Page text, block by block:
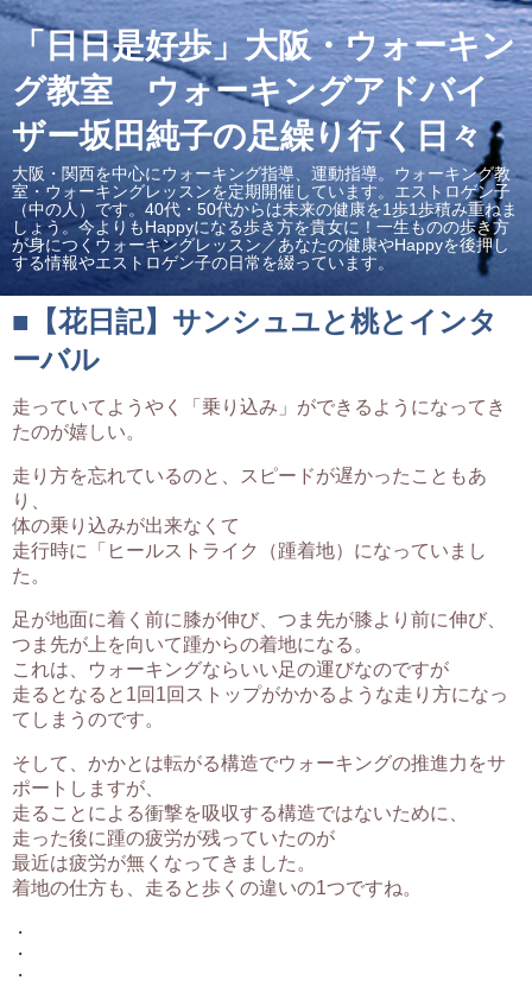
「日日是好歩」大阪・ウォーキン
グ教室 ウォーキングアドバイ
ザー坂田純子の足繰り行く日々
大阪・関西を中心にウォーキング指導、運動指導。ウォーキング教
室・ウォーキングレッスンを定期開催しています。エストロゲン子
（中の人）です。40代・50代からは未来の健康を1歩1歩積み重ねま
しょう。今よりもHappyになる歩き方を貴女に！一生ものの歩き方
が身につくウォーキングレッスン／あなたの健康やHappyを後押し
する情報やエストロゲン子の日常を綴っています。
■【花日記】サンシュユと桃とインタ
ーバル
走っていてようやく「乗り込み」ができるようになってき
たのが嬉しい。
走り方を忘れているのと、スピードが遅かったこともあ
り、
体の乗り込みが出来なくて
走行時に「ヒールストライク（踵着地）になっていまし
た。
足が地面に着く前に膝が伸び、つま先が膝より前に伸び、
つま先が上を向いて踵からの着地になる。
これは、ウォーキングならいい足の運びなのですが
走るとなると1回1回ストップがかかるような走り方になっ
てしまうのです。
そして、かかとは転がる構造でウォーキングの推進力をサ
ポートしますが、
走ることによる衝撃を吸収する構造ではないために、
走った後に踵の疲労が残っていたのが
最近は疲労が無くなってきました。
着地の仕方も、走ると歩くの違いの1つですね。
・
・
・